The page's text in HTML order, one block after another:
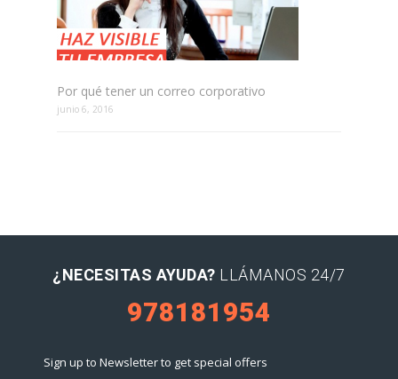
Por qué tener un correo corporativo
junio 6, 2016
¿NECESITAS AYUDA? LLÁMANOS 24/7
978181954
Sign up to Newsletter to get special offers